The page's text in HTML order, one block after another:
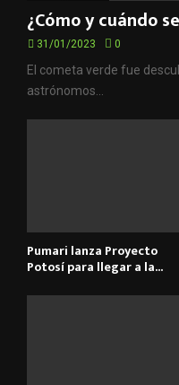
¿Cómo y cuándo
31/01/2023 0
El cometa verde fue
astrónomos...
Pumari lanza Proyecto
Potosí para llegar a la...